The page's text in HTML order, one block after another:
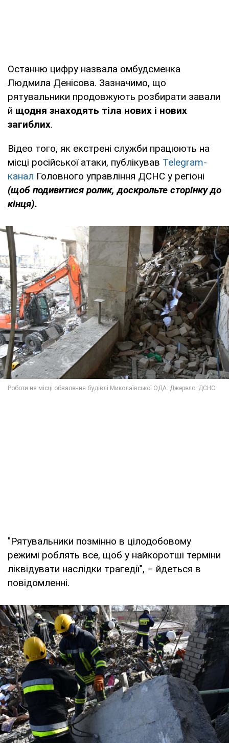
Останню цифру назвала омбудсменка
Людмила Денісова. Зазначимо, що
рятувальники продовжують розбирати завали
й щодня знаходять тіла нових і нових
загиблих.
Відео того, як екстрені служби працюють на
місці російської атаки, публікував Telegram-
канал Головного управління ДСНС у регіоні
(щоб подивитися ролик, доскрольте сторінку до
кінця).
"Рятувальники позмінно в цілодобовому
режимі роблять все, щоб у найкоротші терміни
ліквідувати наслідки трагедії", – йдеться в
повідомленні.